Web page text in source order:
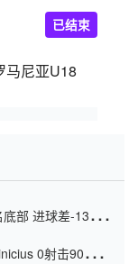
马尼亚U18
已结束
部 进球差-13令人
0射击90分钟